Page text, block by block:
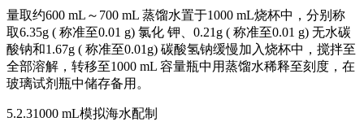
量取约600 mL～700 mL 蒸馏水置于1000 mL烧杯中，分别称
取6.35g ( 称准至0.01 g) 氯化 钾、0.21g ( 称准至0.01 g) 无水碳
酸钠和1.67g ( 称准至0.01g) 碳酸氢钠缓慢加入烧杯中，搅拌至
全部溶解，转移至1000 mL 容量瓶中用蒸馏水稀释至刻度，在
玻璃试剂瓶中储存备用。
5.2.31000 mL模拟海水配制